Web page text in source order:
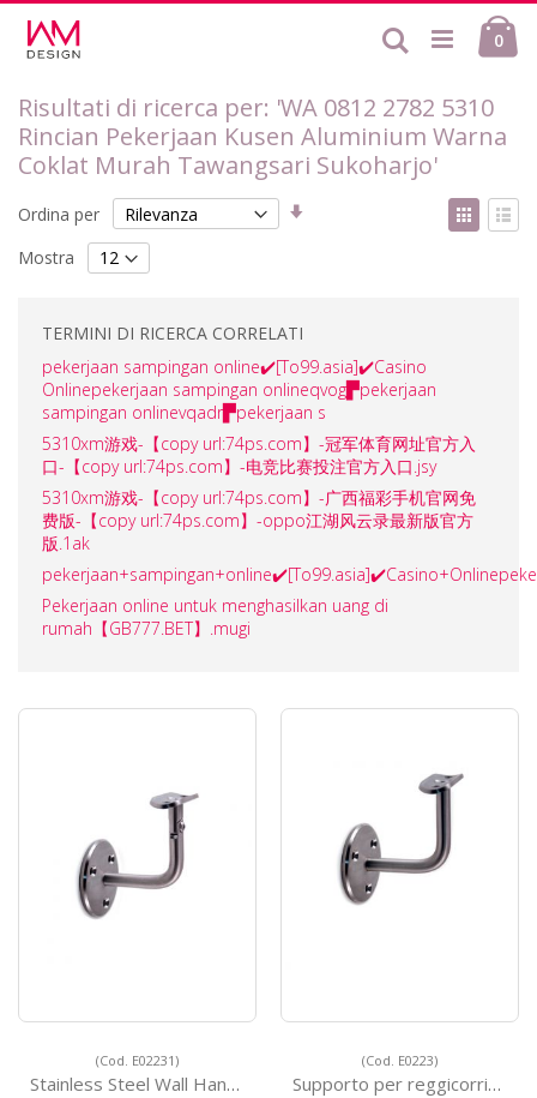
contenuto
0
Cerca
Risultati di ricerca per: 'WA 0812 2782 5310
Rincian Pekerjaan Kusen Aluminium Warna
Coklat Murah Tawangsari Sukoharjo'
Ordina per
Imposta
come
Mostra
TERMINI DI RICERCA CORRELATI
pekerjaan sampingan online✔️[To99.asia]✔️Casino
Onlinepekerjaan sampingan onlineqvog▛pekerjaan
sampingan onlinevqadr▛pekerjaan s
5310xm游戏-【copy url:74ps.com】-冠军体育网址官方入
口-【copy url:74ps.com】-电竞比赛投注官方入口.jsy
5310xm游戏-【copy url:74ps.com】-广西福彩手机官网免
费版-【copy url:74ps.com】-oppo江湖风云录最新版官方
版.1ak
Pekerjaan online untuk menghasilkan uang di
rumah【GB777.BET】.mugi
(Cod. E02231)
Stainless Steel Wall Handrail Support E02231
(Cod. E0223)
Supporto per reggicorrimano E0223